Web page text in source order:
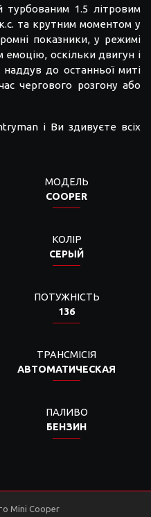
турбованим 1.5 літровим
та крутним моментом у
показники, у режимі
оскільки двигун і
до останньої миті
чергового розгону або
і Ви здивуєте всіх
МОДЕЛЬ
COOPER
КОЛІР
СЕРЫЙ
ПОТУЖНІСТЬ
136
ТРАНСМІСІЯ
АВТОМАТИЧЕСКАЯ
ПАЛИВО
БЕНЗИН
Mini Cooper